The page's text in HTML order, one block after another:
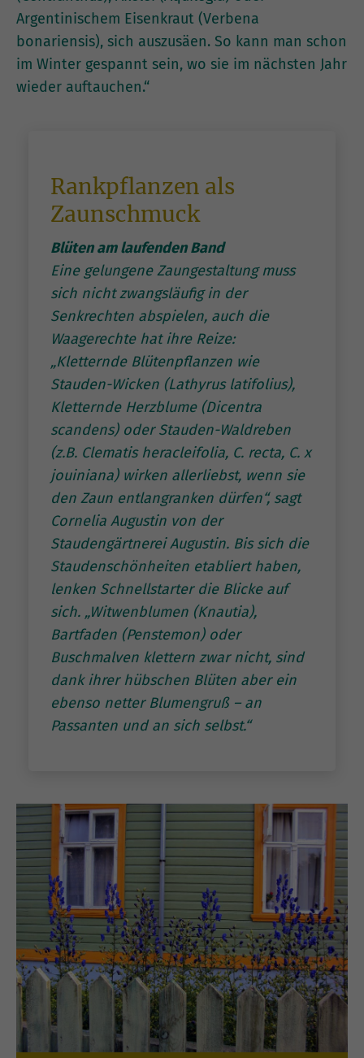
Argentinischem Eisenkraut (Verbena
bonariensis), sich auszusäen. So kann man schon
im Winter gespannt sein, wo sie im nächsten Jahr
wieder auftauchen.“
Rankpflanzen als
Zaunschmuck
Blüten am laufenden Band
Eine gelungene Zaungestaltung muss
sich nicht zwangsläufig in der
Senkrechten abspielen, auch die
Waagerechte hat ihre Reize:
„Kletternde Blütenpflanzen wie
Stauden-Wicken (Lathyrus latifolius),
Kletternde Herzblume (Dicentra
scandens) oder Stauden-Waldreben
(z.B. Clematis heracleifolia, C. recta, C. x
jouiniana) wirken allerliebst, wenn sie
den Zaun entlangranken dürfen“, sagt
Cornelia Augustin von der
Staudengärtnerei Augustin. Bis sich die
Staudenschönheiten etabliert haben,
lenken Schnellstarter die Blicke auf
sich. „Witwenblumen (Knautia),
Bartfaden (Penstemon) oder
Buschmalven klettern zwar nicht, sind
dank ihrer hübschen Blüten aber ein
ebenso netter Blumengruß – an
Passanten und an sich selbst.“